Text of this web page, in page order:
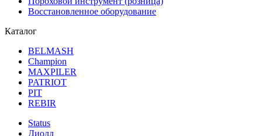
Восстановленное оборудование
Каталог
BELMASH
Champion
MAXPILER
PATRIOT
PIT
REBIR
Status
Диолд